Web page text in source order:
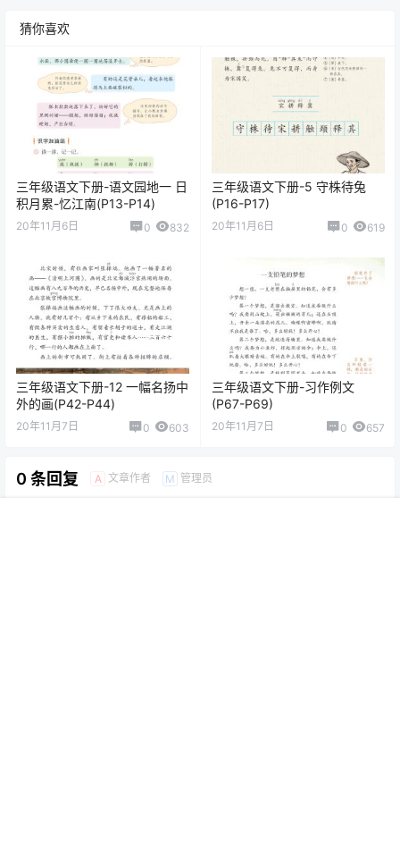
猜你喜欢
三年级语文下册-语文园地一 日
积月累-忆江南(P13-P14)
20年11月6日 0 832
三年级语文下册-5 守株待兔
(P16-P17)
20年11月6日 0 619
三年级语文下册-12 一幅名扬中
外的画(P42-P44)
20年11月7日 0 603
三年级语文下册-习作例文
(P67-P69)
20年11月7日 0 657
0 条回复 A 文章作者 M 管理员